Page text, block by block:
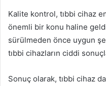
Kalite kontrol, tıbbi cihaz
önemli bir konu haline
sürülmeden önce uygun
tıbbi cihazların ciddi
Sonuç olarak, tıbbi cihaz